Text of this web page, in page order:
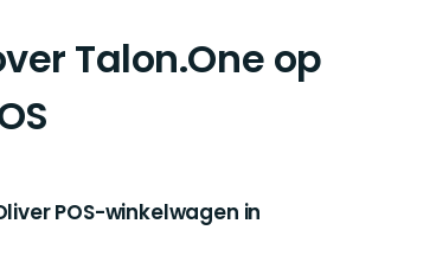
Talon.One op
POS-winkelwagen in